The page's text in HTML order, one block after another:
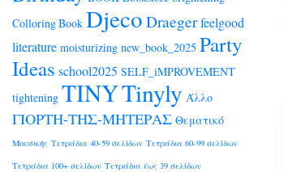
Colloring Book Djeco Draegerfeelgood
literature moisturizing new_book_2025 Party
Ideas school2025 SELF_iMPROVEMENT
tightening TINYTinyly Άλλο
ΓΙΟΡΤΗ-ΤΗΣ-ΜΗΤΕΡΑΣ Θεματικό
Μουσικής Τετράδια 40-59 σελίδων Τετράδια 60-99 σελίδων
Τετράδια 100+ σελίδων Τετράδια έως 39 σελίδων